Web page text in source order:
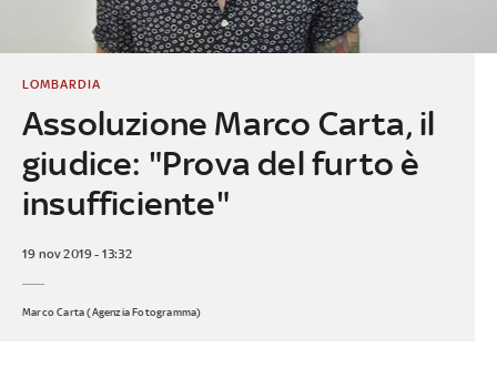
Assoluzione Marco Carta, il
giudice: "Prova del furto è
insufficiente"
LOMBARDIA
19 nov 2019 - 13:32
Marco Carta (Agenzia Fotogramma)